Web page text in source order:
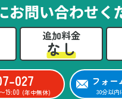
ービスを
た。
お問い合わせく
追加料金
なし
027
19:00 (年中無休)
フォー
30分以